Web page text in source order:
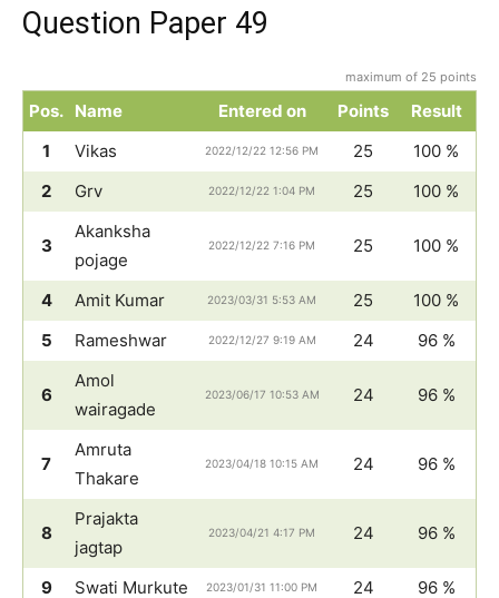
Question Paper 49
maximum of 25 points
Pos. Name Entered on Points
Result
1
Vikas 2022/12/22 12:56 PM 25
100 %
2
Grv 2022/12/22 1:04 PM 25 100 %
3
Akanksha
pojage
2022/12/22 7:16 PM 25 100 %
4 Amit Kumar 2023/03/31 5:53 AM 25
100 %
5
Rameshwar 2022/12/27 9:19 AM 24 96 %
6
Amol
wairagade
2023/06/17 10:53 AM 24 96 %
7
Amruta
Thakare
2023/04/18 10:15 AM 24 96 %
8
Prajakta
jagtap
2023/04/21 4:17 PM 24 96 %
9 Swati Murkute 2023/01/31 11:00 PM 24 96 %